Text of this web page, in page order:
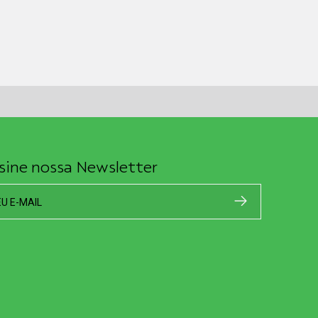
nossa Newsletter
E-MAIL